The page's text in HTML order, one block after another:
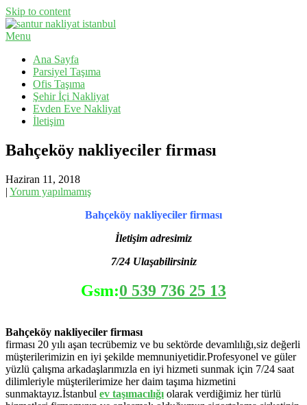
Skip to content
Santur Nakliyat
Menu
Ana Sayfa
Parsiyel Taşıma
Ofis Taşıma
Şehir İçi Nakliyat
Evden Eve Nakliyat
İletişim
Bahçeköy nakliyeciler firması
Haziran 11, 2018
| Yorum yapılmamış
Bahçeköy nakliyeciler firması
İletişim adresimiz
7/24 Ulaşabilirsiniz
Gsm:0 539 736 25 13
Bahçeköy nakliyeciler firması
firması 20 yılı aşan tecrübemiz ve bu sektörde devamlılığı,siz değerli
müşterilerimizin en iyi şekilde memnuniyetidir.Profesyonel ve güler
yüzlü çalışma arkadaşlarımızla en iyi hizmeti sunmak için 7/24 saat
dilimleriyle müşterilerimize her daim taşıma hizmetini
sunmaktayız.İstanbul ev taşımacılığı olarak verdiğimiz her türlü